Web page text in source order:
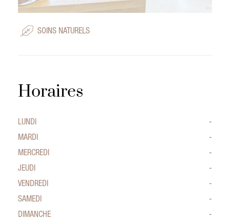
SOINS NATURELS
Horaires
LUNDI
-
MARDI
-
MERCREDI
-
JEUDI
-
VENDREDI
-
SAMEDI
-
DIMANCHE
-